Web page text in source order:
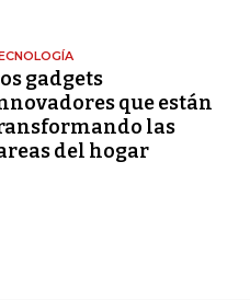
gadgets
que están
las
del hogar